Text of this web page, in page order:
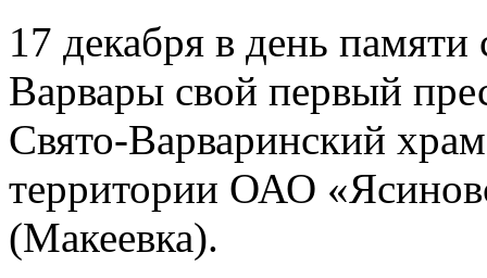
17 декабря в день
Варвары свой первый
Свято-Варваринский
территории ОАО
(Макеевка).